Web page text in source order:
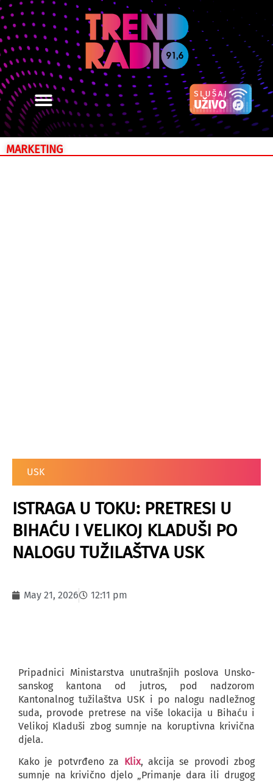
MARKETING
USK
ISTRAGA U TOKU: PRETRESI U
BIHAĆU I VELIKOJ KLADUŠI PO
NALOGU TUŽILAŠTVA USK
May 21, 2026 12:11 pm
Pripadnici Ministarstva unutrašnjih poslova Unsko-
sanskog kantona od jutros, pod nadzorom
Kantonalnog tužilaštva USK i po nalogu nadležnog
suda, provode pretrese na više lokacija u Bihaću i
Velikoj Kladuši zbog sumnje na koruptivna krivična
djela.
Kako je potvrđeno za Klix, akcija se provodi zbog
sumnje na krivično djelo „Primanje dara ili drugog